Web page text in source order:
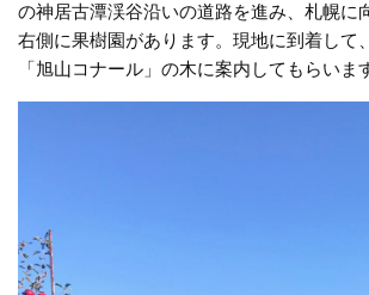
の神居古潭渓谷沿いの道路を進み、札幌に
右側に果樹園があります。 現地に到着して
「旭山コナール」の木に案内してもらいま